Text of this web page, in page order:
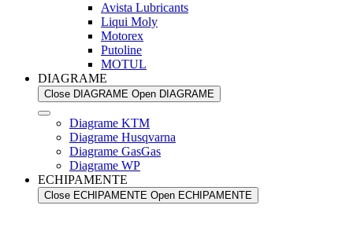
Avista Lubricants
Liqui Moly
Motorex
Putoline
MOTUL
DIAGRAME
Close DIAGRAME Open DIAGRAME
Diagrame KTM
Diagrame Husqvarna
Diagrame GasGas
Diagrame WP
ECHIPAMENTE
Close ECHIPAMENTE Open ECHIPAMENTE